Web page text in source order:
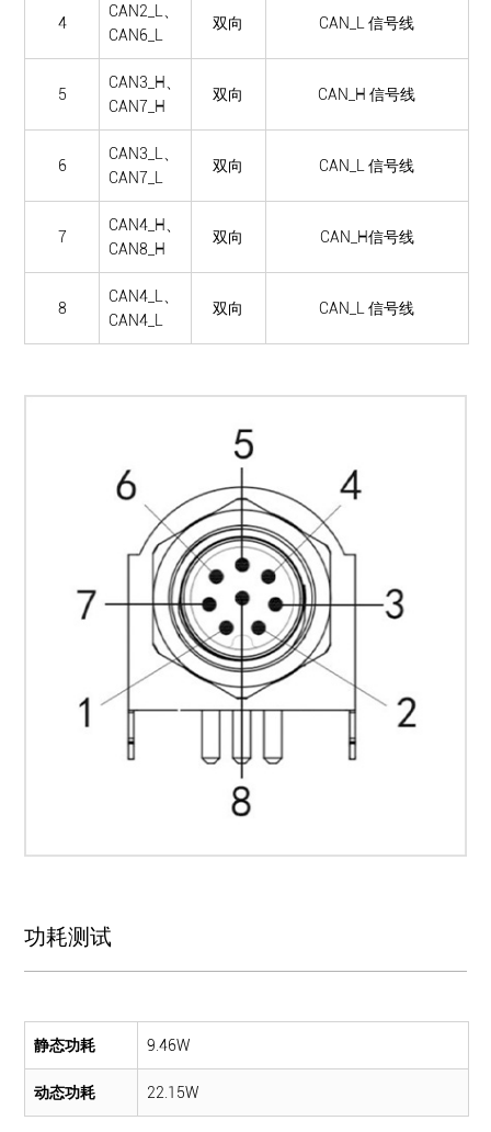
4
CAN2_L、
CAN6_L
双向 CAN_L 信号线
5
CAN3_H、
CAN7_H
双向 CAN_H 信号线
6
CAN3_L、
CAN7_L
双向 CAN_L 信号线
7
CAN4_H、
CAN8_H
双向 CAN_H信号线
8
CAN4_L、
CAN4_L
双向 CAN_L 信号线
功耗测试
静态功耗 9.46W
动态功耗 22.15W